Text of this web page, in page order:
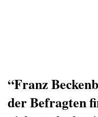
“Franz
der Befragten